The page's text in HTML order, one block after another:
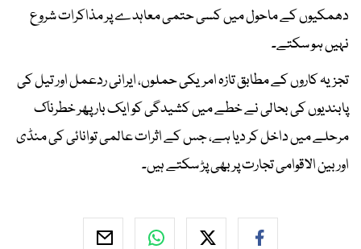
دھمکیوں کے ماحول میں کسی حتمی معاہدے پر مذاکرات شروع
نہیں ہو سکتے۔
تجزیہ کاروں کے مطابق تازہ امریکی حملوں، ایرانی ردعمل اور تیل کی
پابندیوں کی بحالی نے خطے میں کشیدگی کو ایک بار پھر خطرناک
مرحلے میں داخل کر دیا ہے، جس کے اثرات عالمی توانائی کی منڈی
اور بین الاقوامی تجارت پر بھی پڑ سکتے ہیں۔